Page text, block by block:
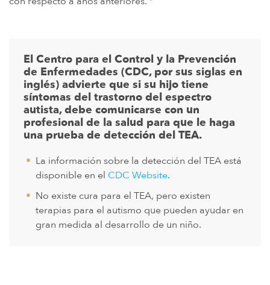
El Centro para el Control y la Prevención
de Enfermedades (CDC, por sus siglas en
inglés) advierte que si su hijo tiene
síntomas del trastorno del espectro
autista, debe comunicarse con un
profesional de la salud para que le haga
una prueba de detección del TEA.
La información sobre la detección del TEA está
disponible en el CDC Website.
No existe cura para el TEA, pero existen
terapias para el autismo que pueden ayudar en
gran medida al desarrollo de un niño.